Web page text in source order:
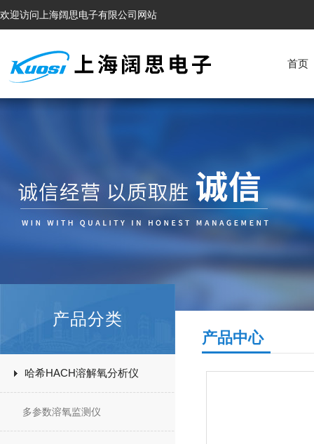
欢迎访问上海阔思电子有限公司网站
首页
产品分类
哈希HACH溶解氧分析仪
多参数溶氧监测仪
产品中心